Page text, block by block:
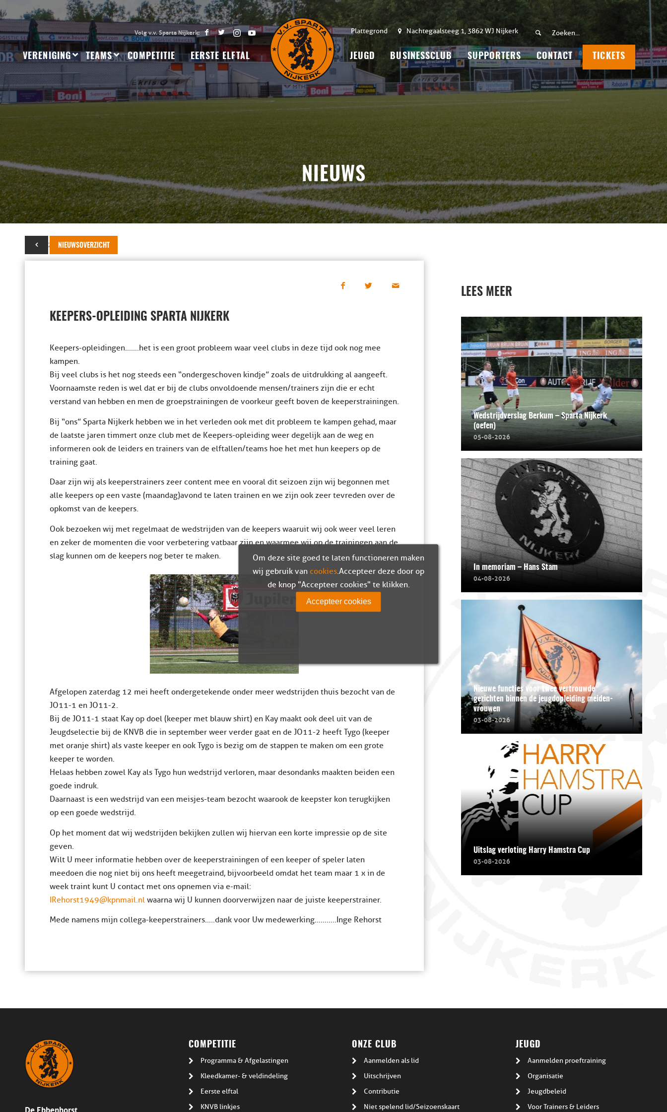
Plattegrond Nachtegaalsteeg 1, 3862 WJ Nijkerk
VERENIGING TEAMS COMPETITIE EERSTE ELFTAL JEUGD BUSINESSCLUB SUPPORTERS CONTACT TICKETS
NIEUWS
NIEUWSOVERZICHT
13 mei 2018
KEEPERS-OPLEIDING SPARTA NIJKERK
Keepers-opleidingen…….het is een groot probleem waar veel clubs in deze tijd ook nog mee
kampen.
Bij veel clubs is het nog steeds een “ondergeschoven kindje” zoals de uitdrukking al aangeeft.
Voornaamste reden is wel dat er bij de clubs onvoldoende mensen/trainers zijn die er echt
verstand van hebben en men de groepstrainingen de voorkeur geeft boven de keeperstrainingen.
Bij “ons” Sparta Nijkerk hebben we in het verleden ook met dit probleem te kampen gehad, maar
de laatste jaren timmert onze club met de Keepers-opleiding weer degelijk aan de weg en
informeren ook de leiders en trainers van de elftallen/teams hoe het met hun keepers op de
training gaat.
Daar zijn wij als keeperstrainers zeer content mee en vooral dit seizoen zijn wij begonnen met
alle keepers op een vaste (maandag)avond te laten trainen en we zijn ook zeer tevreden over de
opkomst van de keepers.
Ook bezoeken wij met regelmaat de wedstrijden van de keepers waaruit wij ook weer veel leren
en zeker de momenten die voor verbetering vatbaar zijn en waarmee wij op de trainingen aan de
slag kunnen om de keepers nog beter te maken.
Afgelopen zaterdag 12 mei heeft ondergetekende onder meer wedstrijden thuis bezocht van de
JO11-1 en JO11-2.
Bij de JO11-1 staat Kay op doel (keeper met blauw shirt) en Kay maakt ook deel uit van de
Jeugdselectie bij de KNVB die in september weer verder gaat en de JO11-2 heeft Tygo (keeper
met oranje shirt) als vaste keeper en ook Tygo is bezig om de stappen te maken om een grote
keeper te worden.
Helaas hebben zowel Kay als Tygo hun wedstrijd verloren, maar desondanks maakten beiden een
goede indruk.
Daarnaast is een wedstrijd van een meisjes-team bezocht waarook de keepster kon terugkijken
op een goede wedstrijd.
Op het moment dat wij wedstrijden bekijken zullen wij hiervan een korte impressie op de site
geven.
Wilt U meer informatie hebben over de keeperstrainingen of een keeper of speler laten
meedoen die nog niet bij ons heeft meegetraind, bijvoorbeeld omdat het team maar 1 x in de
week traint kunt U contact met ons opnemen via e-mail:
IRehorst1949@kpnmail.nl waarna wij U kunnen doorverwijzen naar de juiste keeperstrainer.
Mede namens mijn collega-keeperstrainers…..dank voor Uw medewerking………..Inge Rehorst
LEES MEER
Wedstrijdverslag Berkum – Sparta Nijkerk
(oefen)
05-08-2026
In memoriam – Hans Stam
04-08-2026
Nieuwe functies voor twee vertrouwde
gezichten binnen de jeugdopleiding meiden-
vrouwen
03-08-2026
Uitslag verloting Harry Hamstra Cup
03-08-2026
De Ebbenhorst
COMPETITIE
Programma & Afgelastingen
Kleedkamer- & veldindeling
Eerste elftal
KNVB linkjes
ONZE CLUB
Aanmelden als lid
Uitschrijven
Contributie
Niet spelend lid/Seizoenskaart
JEUGD
Aanmelden proeftraining
Organisatie
Jeugdbeleid
Voor Trainers & Leiders
Om deze site goed te laten functioneren maken
wij gebruik van cookies. Accepteer deze door op
de knop "Accepteer cookies" te klikken.
Accepteer cookies